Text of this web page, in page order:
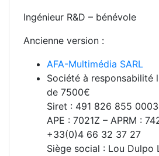
Ingénieur R&D – bénévole
Ancienne version :
AFA-Multimédia SARL
Société à responsabilité
de 7500€
Siret : 491 826 855
APE : 7021Z – APRM :
+33(0)4 66 32 37 27
Siège social : Lou Dulpo